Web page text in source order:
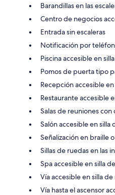
Barandillas en las
Centro de negocios
Entrada sin escaleras
Notificación por
Piscina accesible en
Pomos de puerta tipo
Recepción accesible
Restaurante accesible
Salas de reuniones
Salón accesible en silla
Señalización en braille
Sillas de ruedas en las
Spa accesible en silla
Vía accesible en silla
Vía hasta el ascensor